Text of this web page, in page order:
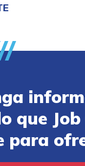
que Job
para